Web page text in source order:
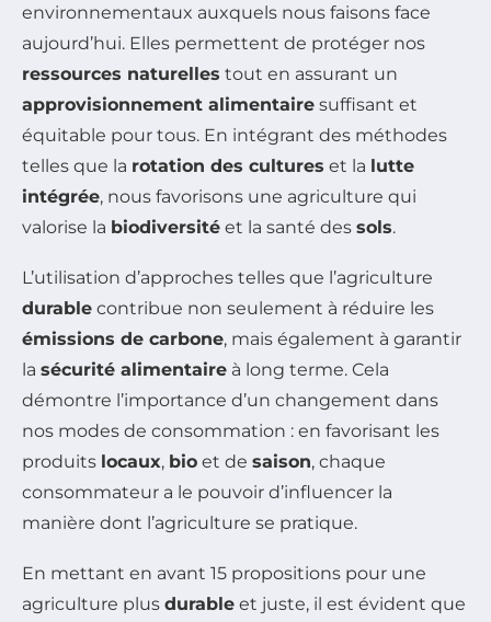
environnementaux auxquels nous faisons face
aujourd’hui. Elles permettent de protéger nos
ressources naturelles tout en assurant un
approvisionnement alimentaire suffisant et
équitable pour tous. En intégrant des méthodes
telles que la rotation des cultures et la lutte
intégrée, nous favorisons une agriculture qui
valorise la biodiversité et la santé des sols.
L’utilisation d’approches telles que l’agriculture
durable contribue non seulement à réduire les
émissions de carbone, mais également à garantir
la sécurité alimentaire à long terme. Cela
démontre l’importance d’un changement dans
nos modes de consommation : en favorisant les
produits locaux, bio et de saison, chaque
consommateur a le pouvoir d’influencer la
manière dont l’agriculture se pratique.
En mettant en avant 15 propositions pour une
agriculture plus durable et juste, il est évident que